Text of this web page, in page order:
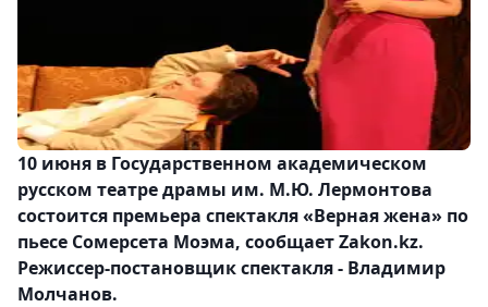
10 июня в Государственном академическом
русском театре драмы им. М.Ю. Лермонтова
состоится премьера спектакля «Верная жена» по
пьесе Сомерсета Моэма, сообщает Zakon.kz.
Режиссер-постановщик спектакля - Владимир
Молчанов.